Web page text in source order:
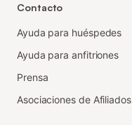
Contacto
Ayuda para huéspedes
Ayuda para anfitriones
Prensa
Asociaciones de Afiliados